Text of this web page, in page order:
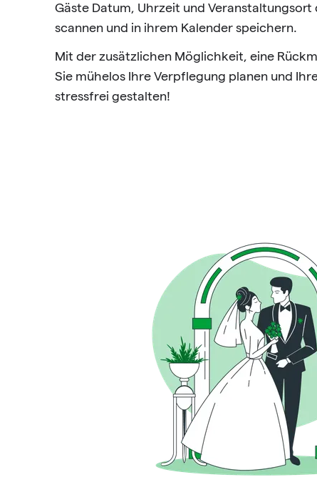
Gäste Datum, Uhrzeit und
scannen und in ihrem Kalender speichern.
Mit der zusätzlichen Möglichkeit, eine
Sie mühelos Ihre Verpflegung planen und
stressfrei gestalten!